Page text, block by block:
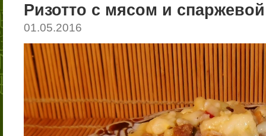
Ризотто с мясом и
01.05.2016